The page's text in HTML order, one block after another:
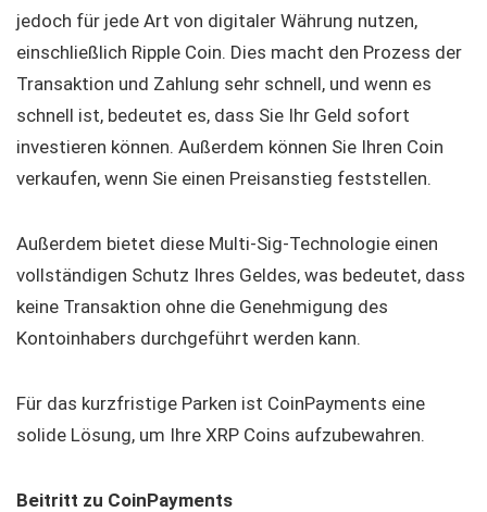
jedoch für jede Art von digitaler Währung nutzen,
einschließlich Ripple Coin. Dies macht den Prozess der
Transaktion und Zahlung sehr schnell, und wenn es
schnell ist, bedeutet es, dass Sie Ihr Geld sofort
investieren können. Außerdem können Sie Ihren Coin
verkaufen, wenn Sie einen Preisanstieg feststellen.
Außerdem bietet diese Multi-Sig-Technologie einen
vollständigen Schutz Ihres Geldes, was bedeutet, dass
keine Transaktion ohne die Genehmigung des
Kontoinhabers durchgeführt werden kann.
Für das kurzfristige Parken ist CoinPayments eine
solide Lösung, um Ihre XRP Coins aufzubewahren.
Beitritt zu CoinPayments